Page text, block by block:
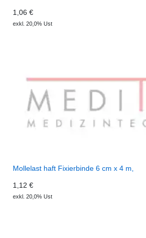
1,06 €
exkl. 20,0% Ust
Mollelast haft Fixierbinde 6 cm x 4 m,
1,12 €
exkl. 20,0% Ust